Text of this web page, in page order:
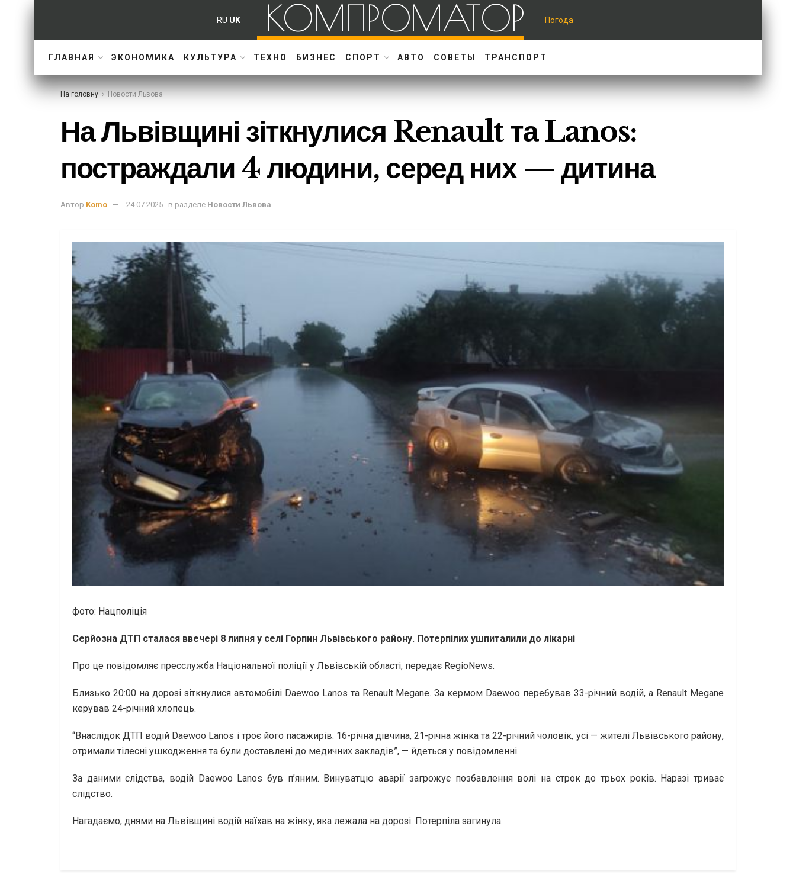
RU UK КОМПРОМАТОР Погода
ГЛАВНАЯ ЭКОНОМИКА КУЛЬТУРА ТЕХНО БИЗНЕС СПОРТ АВТО СОВЕТЫ ТРАНСПОРТ
На головну Новости Львова
На Львівщині зіткнулися Renault та Lanos:
постраждали 4 людини, серед них — дитина
Автор Komo 24.07.2025 в разделе Новости Львова
фото: Нацполіція
Серйозна ДТП сталася ввечері 8 липня у селі Горпин Львівського району. Потерпілих ушпиталили до лікарні
Про це повідомляє пресслужба Національної поліції у Львівській області, передає RegioNews.
Близько 20:00 на дорозі зіткнулися автомобілі Daewoo Lanos та Renault Megane. За кермом Daewoo перебував 33-річний водій, а Renault Megane
керував 24-річний хлопець.
“Внаслідок ДТП водій Daewoo Lanos і троє його пасажирів: 16-річна дівчина, 21-річна жінка та 22-річний чоловік, усі — жителі Львівського району,
отримали тілесні ушкодження та були доставлені до медичних закладів”, — йдеться у повідомленні.
За даними слідства, водій Daewoo Lanos був п’яним. Винуватцю аварії загрожує позбавлення волі на строк до трьох років. Наразі триває
слідство.
Нагадаємо, днями на Львівщині водій наїхав на жінку, яка лежала на дорозі. Потерпіла загинула.